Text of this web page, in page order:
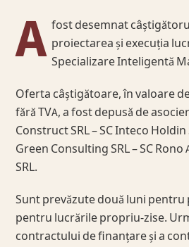
A fost desemnat
proiectarea și execuția
Specializare Inteligentă
Oferta câștigătoare, în valoare
fără TVA, a fost depusă de
Construct SRL – SC Inteco Holdin
Green Consulting SRL – SC Rono
SRL.
Sunt prevăzute două luni pentru
pentru lucrările propriu-zise.
contractului de finanțare și a